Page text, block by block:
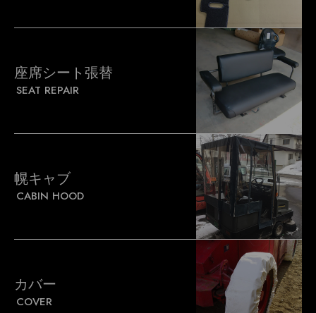
座席シート張替
SEAT REPAIR
幌キャブ
CABIN HOOD
カバー
COVER